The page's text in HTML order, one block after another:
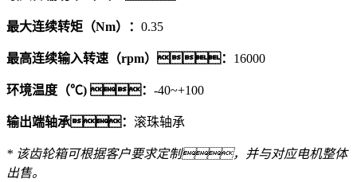
最大连续转矩（Nm）： 0.35
最高连续输入转速（rpm）： 16000
环境温度（℃) ： -40~+100
输出端轴承： 滚珠轴承
* 该齿轮箱可根据客户要求定制，并与对应电机整体
出售。